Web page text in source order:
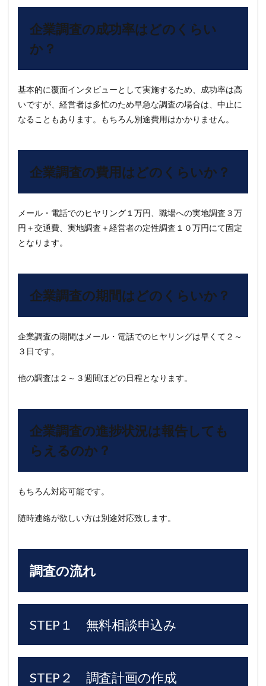
企業調査の成功率はどのくらい
か？
基本的に覆面インタビューとして実施するため、成功率は高
いですが、経営者は多忙のため早急な調査の場合は、中止に
なることもあります。もちろん別途費用はかかりません。
企業調査の費用はどのくらいか？
メール・電話でのヒヤリング１万円、職場への実地調査３万
円＋交通費、実地調査＋経営者の定性調査１０万円にて固定
となります。
企業調査の期間はどのくらいか？
企業調査の期間はメール・電話でのヒヤリングは早くて２～
３日です。
他の調査は２～３週間ほどの日程となります。
企業調査の進捗状況は報告しても
らえるのか？
もちろん対応可能です。
随時連絡が欲しい方は別途対応致します。
調査の流れ
STEP１ 無料相談申込み
STEP２ 調査計画の作成